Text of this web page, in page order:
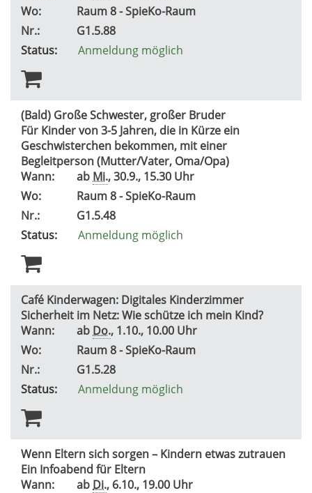
Wo:
Raum 8 - SpieKo-Raum
Nr.:
G1.5.88
Status:
Anmeldung möglich
(Bald) Große Schwester, großer Bruder
Für Kinder von 3-5 Jahren, die in Kürze ein
Geschwisterchen bekommen, mit einer
Begleitperson (Mutter/Vater, Oma/Opa)
Wann:
ab Mi., 30.9., 15.30 Uhr
Wo:
Raum 8 - SpieKo-Raum
Nr.:
G1.5.48
Status:
Anmeldung möglich
Café Kinderwagen: Digitales Kinderzimmer
Sicherheit im Netz: Wie schütze ich mein Kind?
Wann:
ab Do., 1.10., 10.00 Uhr
Wo:
Raum 8 - SpieKo-Raum
Nr.:
G1.5.28
Status:
Anmeldung möglich
Wenn Eltern sich sorgen – Kindern etwas zutrauen
Ein Infoabend für Eltern
Wann:
ab Di., 6.10., 19.00 Uhr